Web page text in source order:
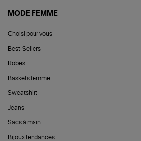
MODE FEMME
Choisi pour vous
Best-Sellers
Robes
Baskets femme
Sweatshirt
Jeans
Sacs à main
Bijoux tendances